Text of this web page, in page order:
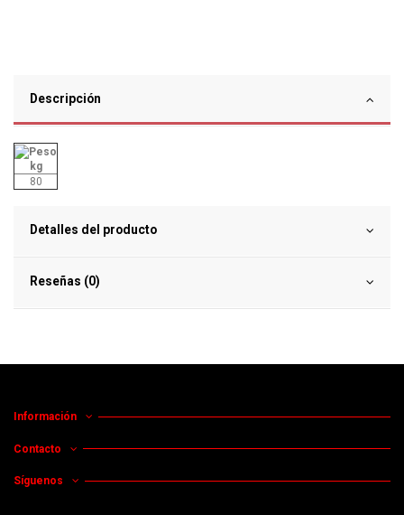
Descripción
kg
80
Detalles del producto
Reseñas (0)
Información
Contacto
Síguenos